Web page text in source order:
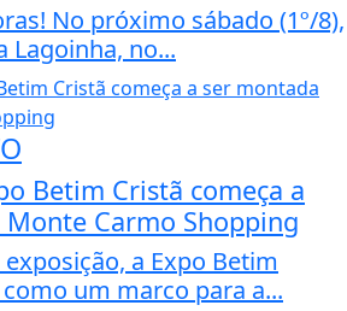
No próximo sábado (1º/8),
Lagoinha, no...
Betim Cristã começa a
Carmo Shopping
a Expo Betim
um marco para a...